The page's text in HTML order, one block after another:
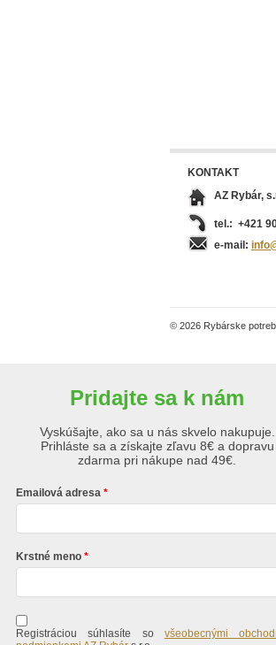
KONTAKT
AZ Rybár,
tel.: +421
e-mail:
© 2026 Rybárske
Pridajte sa k nám
Vyskúšajte, ako sa u nás skvelo nakupuje.
Prihláste sa a získajte zľavu 8€ a dopravu
zdarma pri nákupe nad 49€.
Emailová adresa
Krstné meno
Registráciou súhlasíte so všeobecnými